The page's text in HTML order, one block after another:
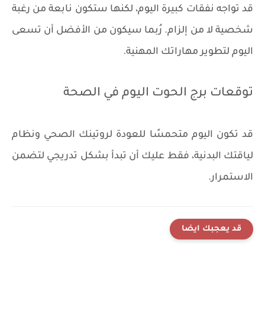
قد تواجه نفقات كبيرة اليوم، لكنها ستكون نابعة من رغبة
شخصية لا من إلزام. رُبما سيكون من الأفضل أن تسعى
اليوم لتطوير مهاراتك المهنية.
توقعات برج الحوت اليوم في الصحة
قد تكون اليوم متحمسًا للعودة لروتينك الصحي ونظام
لياقتك البدنية، فقط عليك أن تبدأ بشكل تدريجي لتضمن
الاستمرار.
قد يعجبك ايضا